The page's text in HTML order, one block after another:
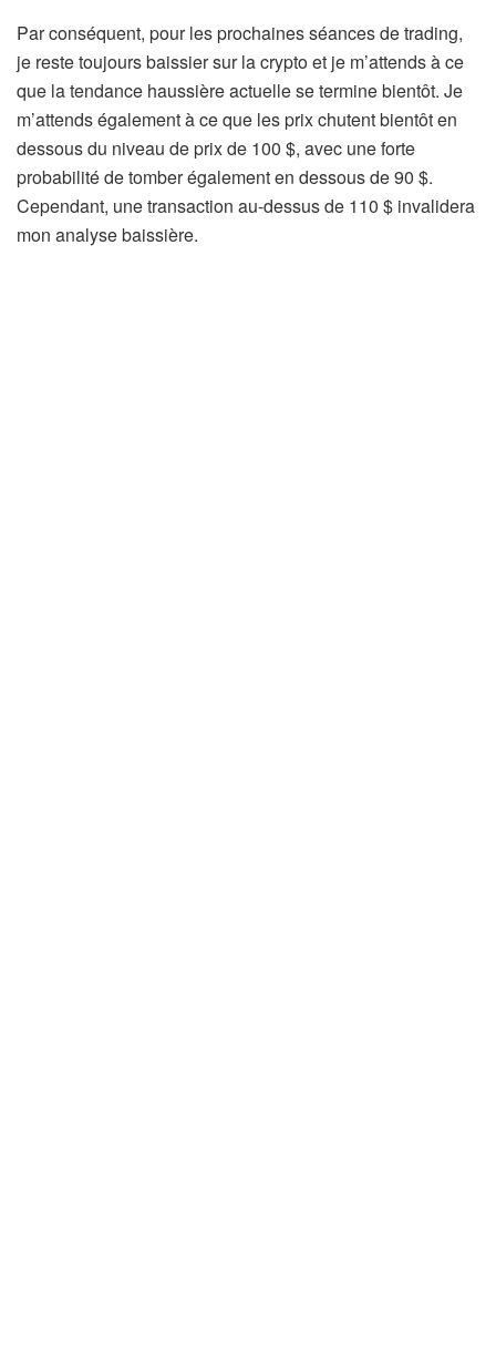
Par conséquent, pour les prochaines séances de trading,
je reste toujours baissier sur la crypto et je m’attends à ce
que la tendance haussière actuelle se termine bientôt. Je
m’attends également à ce que les prix chutent bientôt en
dessous du niveau de prix de 100 $, avec une forte
probabilité de tomber également en dessous de 90 $.
Cependant, une transaction au-dessus de 110 $ invalidera
mon analyse baissière.